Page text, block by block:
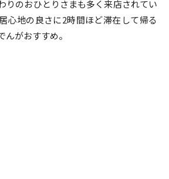
りのおひとりさまも多く来店されてい
心地の良さに2時間ほど滞在して帰る
がおすすめ。